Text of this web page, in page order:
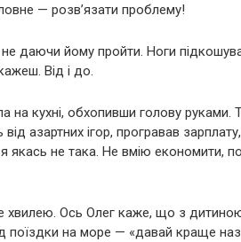
— розв’язати проблему!
не даючи йому пройти. Ноги
Від і до.
на кухні, обхопивши голову руками.
азартних ігор, програвав
не така. Не вмію економити,
хвилею. Ось Олег каже, що з
поїздки на море — «давай краще